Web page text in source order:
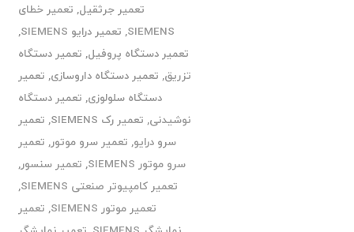
تعمیر جرثقیل, تعمیر خطای
SIEMENS
, تعمیر درایو SIEMENS
,
تعمیر دستگاه پروفیل, تعمیر دستگاه
تزریق, تعمیر دستگاه داروسازی, تعمیر
دستگاه سلولوزی, تعمیر دستگاه
نوشیدنی, تعمیر رک SIEMENS , تعمیر
سرو درایو, تعمیر سرو موتور, تعمیر
سرو موتور SIEMENS
, تعمیر سنسور,
تعمیر کامپیوتر صنعتی SIEMENS
,
تعمیر موتور SIEMENS
, تعمیر